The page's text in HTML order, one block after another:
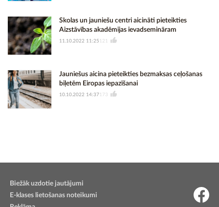
Skolas un jauniešu centri aicināti pieteikties
Aizstāvības akadēmijas ievadsemināram
11.10.2022 11:25 121
Jauniešus aicina pieteikties bezmaksas ceļošanas
biļetēm Eiropas iepazīšanai
10.10.2022 14:37173
Biežāk uzdotie jautājumi
E-klases lietošanas noteikumi